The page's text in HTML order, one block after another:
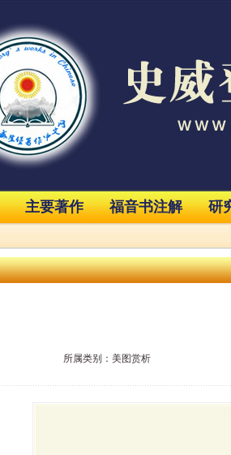
主要著作 福音书注解 研
所属类别： 美图赏析